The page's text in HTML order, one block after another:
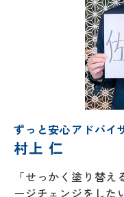
ムメニュ 情
ずっと安心アドバイ
村上 仁
「せっかく塗り替
ージチェンジをした